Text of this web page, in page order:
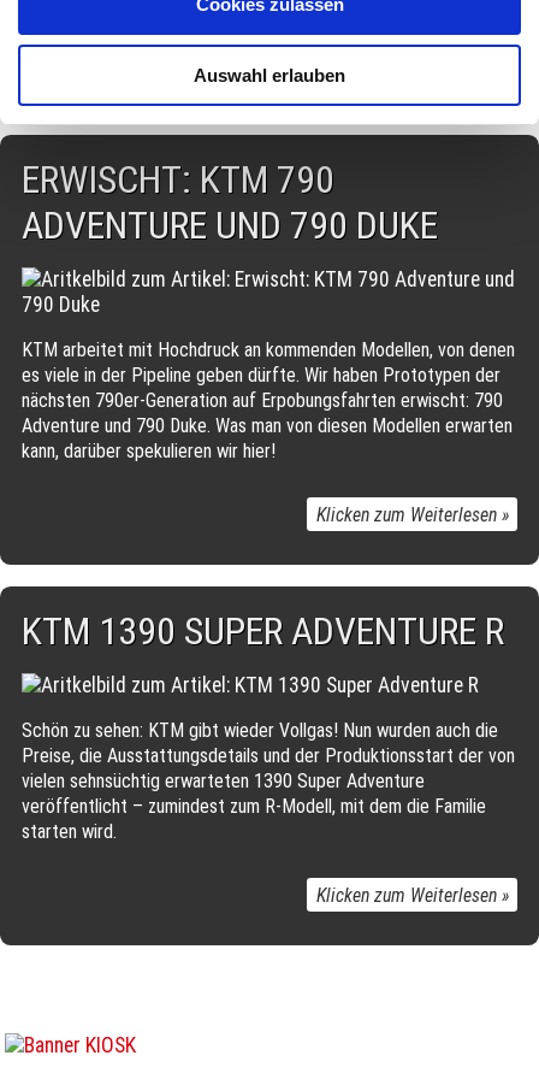
Außerdem geben wir Informationen zu Ihrer Verwendung
Werbung und Analysen weiter. Unsere Partner führen diese
im Rahmen Ihrer Nutzung der Dienste gesammelt haben.
Cookies zulassen
Auswahl erlauben
schließlich wird dieses Segment auf dem
europäischen Markt immer wichtiger.
ERWISCHT: KTM 790
ADVENTURE UND 790 DUKE
KTM arbeitet mit Hochdruck an kommenden Modellen, von denen
es viele in der Pipeline geben dürfte. Wir haben Prototypen der
nächsten 790er-Generation auf Erpobungsfahrten erwischt: 790
Adventure und 790 Duke. Was man von diesen Modellen erwarten
kann, darüber spekulieren wir hier!
Klicken zum Weiterlesen »
KTM 1390 SUPER ADVENTURE R
Schön zu sehen: KTM gibt wieder Vollgas! Nun wurden auch die
Preise, die Ausstattungsdetails und der Produktionsstart der von
vielen sehnsüchtig erwarteten 1390 Super Adventure
veröffentlicht – zumindest zum R-Modell, mit dem die Familie
starten wird.
Klicken zum Weiterlesen »